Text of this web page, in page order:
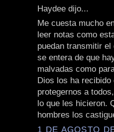
Haydee dijo...
Me cuesta mucho
leer notas como
puedan transmitir
se entera de que
malvadas como
Dios los ha
protegernos a
lo que les hicieron.
hombres los
1 DE AGOSTO